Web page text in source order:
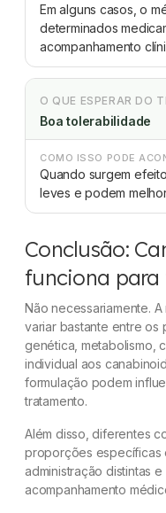
Em alguns casos, o
determinados
acompanhamento
O QUE ESPERAR DO
Boa tolerabilidade
COMO ISSO PODE
Quando surgem
leves e podem
Conclusão:
funciona para
Não necessariamente.
variar bastante entre os
genética, metabolismo,
individual aos
formulação podem
tratamento.
Além disso, diferentes
proporções específicas
administração distintas
acompanhamento